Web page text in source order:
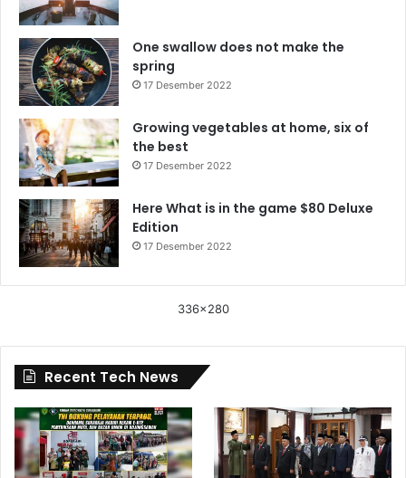
One swallow does not make the
spring
17 Desember 2022
Growing vegetables at home, six of
the best
17 Desember 2022
Here What is in the game $80 Deluxe
Edition
17 Desember 2022
336x280
Recent Tech News